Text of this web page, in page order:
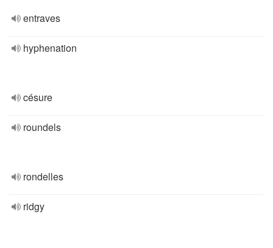
entraves
hyphenation
césure
roundels
rondelles
ridgy